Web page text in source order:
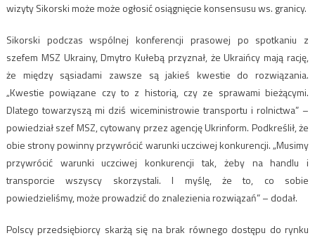
wizyty Sikorski może może ogłosić osiągnięcie konsensusu ws. granicy.
Sikorski podczas wspólnej konferencji prasowej po spotkaniu z
szefem MSZ Ukrainy, Dmytro Kułebą przyznał, że Ukraińcy mają rację,
że między sąsiadami zawsze są jakieś kwestie do rozwiązania.
„Kwestie powiązane czy to z historią, czy ze sprawami bieżącymi.
Dlatego towarzyszą mi dziś wiceministrowie transportu i rolnictwa” –
powiedział szef MSZ, cytowany przez agencję Ukrinform. Podkreślił, że
obie strony powinny przywrócić warunki uczciwej konkurencji. „Musimy
przywrócić warunki uczciwej konkurencji tak, żeby na handlu i
transporcie wszyscy skorzystali. I myślę, że to, co sobie
powiedzieliśmy, może prowadzić do znalezienia rozwiązań” – dodał.
Polscy przedsiębiorcy skarżą się na brak równego dostępu do rynku